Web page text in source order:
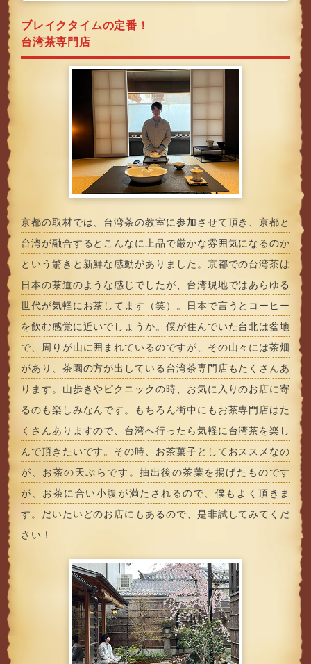
ブレイクタイムの定番！
台湾茶専門店
京都の取材では、台湾茶の教室に参加させて頂き、京都と
台湾が融合するとこんなに上品で厳かな雰囲気になるのか
という驚きと新鮮な感動がありました。京都での台湾茶は
日本の茶道のような感じでしたが、台湾現地ではあらゆる
世代が気軽にお茶してます（笑）。日本で言うとコーヒー
を飲む感覚に近いでしょうか。僕が住んでいた台北は盆地
で、周りが山に囲まれているのですが、その山々には茶畑
があり、茶園の方が出している台湾茶専門店もたくさんあ
ります。山歩きやピクニックの時、お気に入りのお店に寄
るのも楽しみなんです。もちろん街中にもお茶専門店はた
くさんありますので、台湾へ行ったら気軽に台湾茶を楽し
んで頂きたいです。その時、お茶菓子としておススメなの
が、お茶の天ぷらです。抽出後の茶葉を揚げたものです
が、お茶に合い小腹が満たされるので、僕もよく頂きま
す。だいたいどのお店にもあるので、是非試してみてくだ
さい！